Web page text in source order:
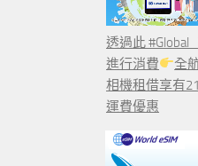
透過此
進行消費
全
相機租借享有
運費優惠